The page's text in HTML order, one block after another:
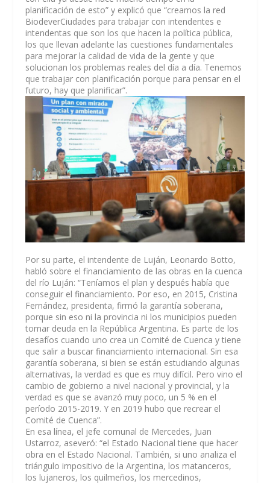
planificación de esto” y explicó que “creamos la red
BiodeverCiudades para trabajar con intendentes e
intendentas que son los que hacen la política pública,
los que llevan adelante las cuestiones fundamentales
para mejorar la calidad de vida de la gente y que
solucionan los problemas reales del día a día. Tenemos
que trabajar con planificación porque para pensar en el
futuro, hay que planificar”.
Por su parte, el intendente de Luján, Leonardo Botto,
habló sobre el financiamiento de las obras en la cuenca
del río Luján: “Teníamos el plan y después había que
conseguir el financiamiento. Por eso, en 2015, Cristina
Fernández, presidenta, firmó la garantía soberana,
porque sin eso ni la provincia ni los municipios pueden
tomar deuda en la República Argentina. Es parte de los
desafíos cuando uno crea un Comité de Cuenca y tiene
que salir a buscar financiamiento internacional. Sin esa
garantía soberana, si bien se están estudiando algunas
alternativas, la verdad es que es muy difícil. Pero vino el
cambio de gobierno a nivel nacional y provincial, y la
verdad es que se avanzó muy poco, un 5 % en el
período 2015-2019. Y en 2019 hubo que recrear el
Comité de Cuenca”.
En esa línea, el jefe comunal de Mercedes, Juan
Ustarroz, aseveró: “el Estado Nacional tiene que hacer
obra en el Estado Nacional. También, si uno analiza el
triángulo impositivo de la Argentina, los matanceros,
los lujaneros, los quilmeños, los mercedinos,